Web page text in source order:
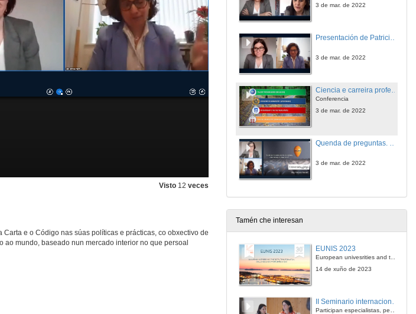
Visto 12 veces
e o Código nas súas políticas e prácticas, co obxectivo de
mundo, baseado nun mercado interior no que persoal
3 de mar. de 2022
3 de mar. de 2022
Ciencia e carreira profesional. Un enfoque práctico
Conferencia
3 de mar. de 2022
3 de mar. de 2022
Tamén che interesan
EUNIS 2023
European univesrities and the digital transformation: challenges and opportunities ahead
14 de xuño de 2023
Participan especialistas, pensadores e pensadoras que traballan desde hai anos sobre temas de pensamento contemporáneo en universidades de Estados Unidos, Reino Unido, Canadá, México e España.